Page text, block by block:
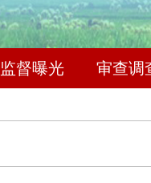
监督曝光 审查调